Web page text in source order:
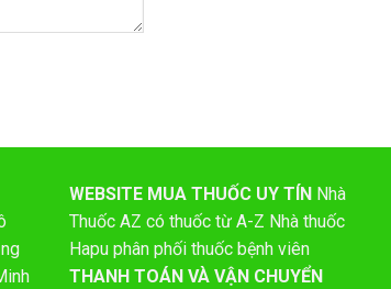
WEBSITE MUA THUỐC UY TÍN Nhà
Thuốc AZ có thuốc từ A-Z Nhà thuốc
Hapu phân phối thuốc bệnh viên
THANH TOÁN VÀ VẬN CHUYỂN